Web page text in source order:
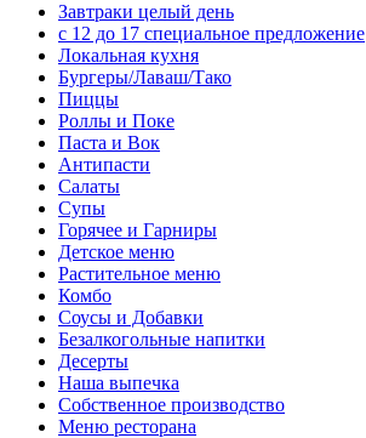
Завтраки целый день
с 12 до 17 специальное предложение
Локальная кухня
Бургеры/Лаваш/Тако
Пиццы
Роллы и Поке
Паста и Вок
Антипасти
Салаты
Супы
Горячее и Гарниры
Детское меню
Растительное меню
Комбо
Соусы и Добавки
Безалкогольные напитки
Десерты
Наша выпечка
Собственное производство
Меню ресторана